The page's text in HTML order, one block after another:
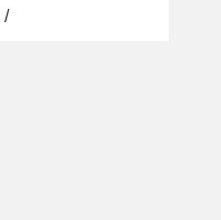
/